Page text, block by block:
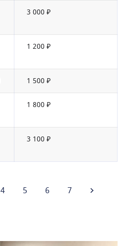
3 000 ₽
1 200 ₽
1 500 ₽
1 800 ₽
3 100 ₽
4 5 6 7